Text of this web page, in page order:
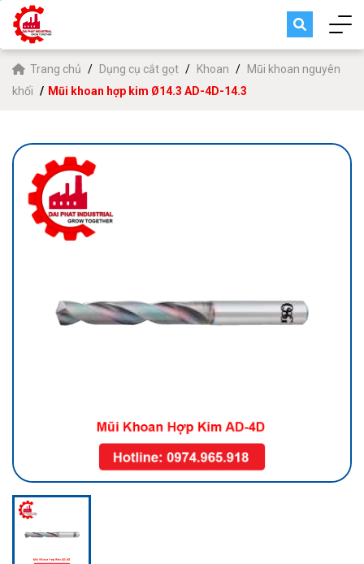
Trang chủ Dụng cụ cắt gọt Khoan
Mũi khoan nguyên
khối
Mũi khoan hợp kim Ø14.3 AD-4D-14.3